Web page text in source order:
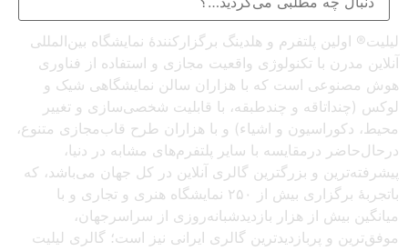
لیلیت® اولین پلتفرم و هلدینگ برگزارکنندهٔ نمایشگاه بین‌المللی
آنلاین مدرن با تکنولوژی واقعیت مجازی و استفاده از فناوری
هوش مصنوعی است که با هزاران سالن نمایشگاهی شیک و
لوکس (چنداتاقه و چندطبقه، با قابلیت شخصی‌سازی و تغییر
محیط، دکوراسیون و اشیاء) و با هزاران طرح قاب‌مجازی متنوع،
درحال‌حاضر درمقایسه با سایر پلتفرم‌های مشابه در دنیا،
پیشرفته‌ترین و بزرگترین گالری آنلاین در کل جهان می‌باشد، که
باتجربهٔ برگزاری بیش از ۲۵۰ نمایشگاه هنری و تجاری و با
میانگین بیش از هزار بازدیدشبانه‌روزی از سراسرجهان،
موفق‌ترین و پربازدیدترین گالری ایرانی نیز است؛ گالری لیلیت